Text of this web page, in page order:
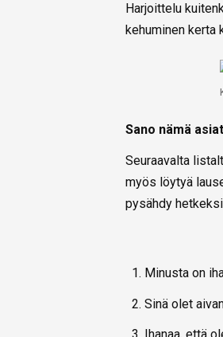
Harjoittelu
kehuminen kerta
Sano nämä
Seuraavalta
myös löytyä
pysähdy
Minusta on
Sinä olet